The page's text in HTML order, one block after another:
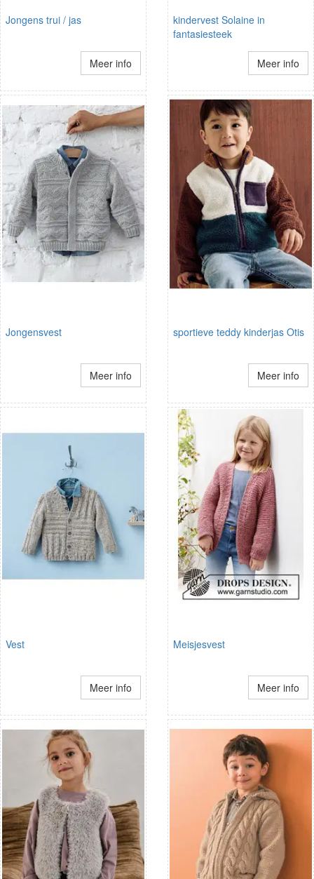
Jongens trui / jas
Meer info
kindervest Solaine in
fantasiesteek
Meer info
Jongensvest
Meer info
sportieve teddy kinderjas Otis
Meer info
Vest
Meer info
Meisjesvest
Meer info